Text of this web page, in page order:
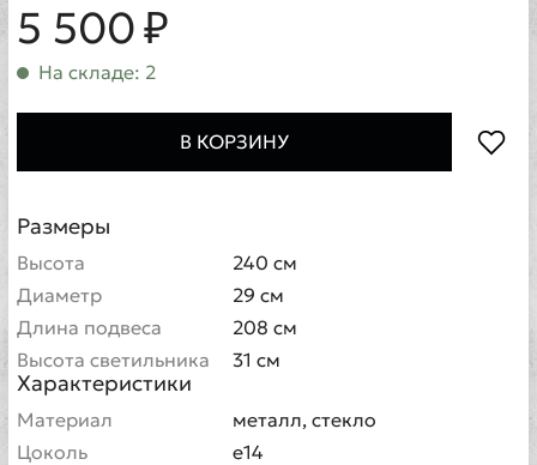
5 500 ₽
На складе: 2
В КОРЗИНУ
Размеры
Высота
240 см
Диаметр
29 см
Длина подвеса
208 см
Высота светильника
31 см
Характеристики
Материал
металл, стекло
Цоколь
е14